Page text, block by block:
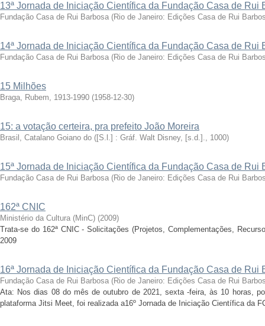
13ª Jornada de Iniciação Científica da Fundação Casa de Rui
Fundação Casa de Rui Barbosa (Rio de Janeiro: Edições Casa de Rui
14ª Jornada de Iniciação Científica da Fundação Casa de Rui
Fundação Casa de Rui Barbosa (Rio de Janeiro: Edições Casa de Rui
15 Milhões
Braga, Rubem, 1913-1990 (1958-12-30)
15: a votação certeira, pra prefeito João Moreira
Brasil, Catalano Goiano do ([S.l.] : Gráf. Walt Disney, [s.d.]., 1000)
15ª Jornada de Iniciação Científica da Fundação Casa de Rui
Fundação Casa de Rui Barbosa (Rio de Janeiro: Edições Casa de Rui
162ª CNIC
Ministério da Cultura (MinC) (2009)
Trata-se do 162ª CNIC - Solicitações (Projetos, Complementações,
2009
16ª Jornada de Iniciação Científica da Fundação Casa de Rui
Fundação Casa de Rui Barbosa (Rio de Janeiro: Edições Casa de Rui
Ata: Nos dias 08 do mês de outubro de 2021, sexta -feira, às 10 horas,
plataforma Jitsi Meet, foi realizada a16º Jornada de Iniciação Científica da